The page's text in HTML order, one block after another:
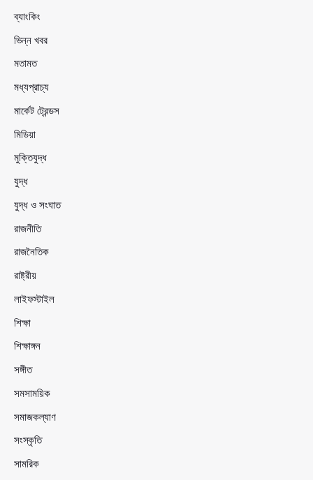
ব্যাংকিং
ভিন্ন খবর
মতামত
মধ্যপ্রাচ্য
মার্কেট ট্রেন্ডস
মিডিয়া
মুক্তিযুদ্ধ
যুদ্ধ
যুদ্ধ ও সংঘাত
রাজনীতি
রাজনৈতিক
রাষ্ট্রীয়
লাইফস্টাইল
শিক্ষা
শিক্ষাঙ্গন
সঙ্গীত
সমসাময়িক
সমাজকল্যাণ
সংস্কৃতি
সামরিক